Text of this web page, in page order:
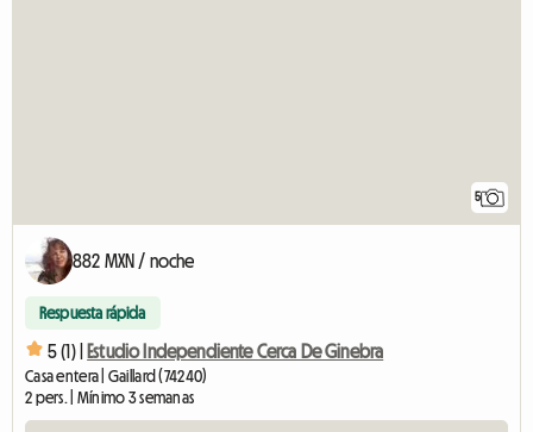
5
882 MXN / noche
Respuesta rápida
5 (1) | Estudio Independiente Cerca De Ginebra
Casa entera | Gaillard (74240)
2 pers. | Mínimo 3 semanas